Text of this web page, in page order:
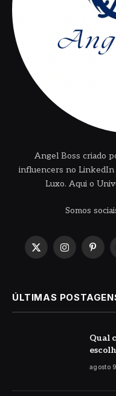
Angel Boss criado
influencers no
Luxo. Aqui o
Somos
X
Instagram
ÚLTIMAS
Qual
agosto